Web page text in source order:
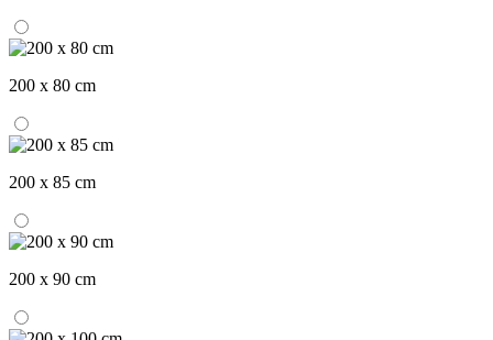
200 x 80 cm
200 x 85 cm
200 x 90 cm